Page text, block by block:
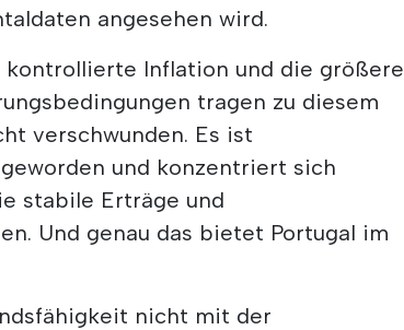
angesehen wird.
Inflation und die größere
tragen zu diesem
verschwunden. Es ist
und konzentriert sich
stabile Erträge und
Und genau das bietet Portugal im
nicht mit der